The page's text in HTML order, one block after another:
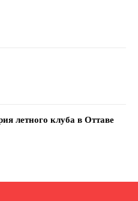
летного клуба в Оттаве